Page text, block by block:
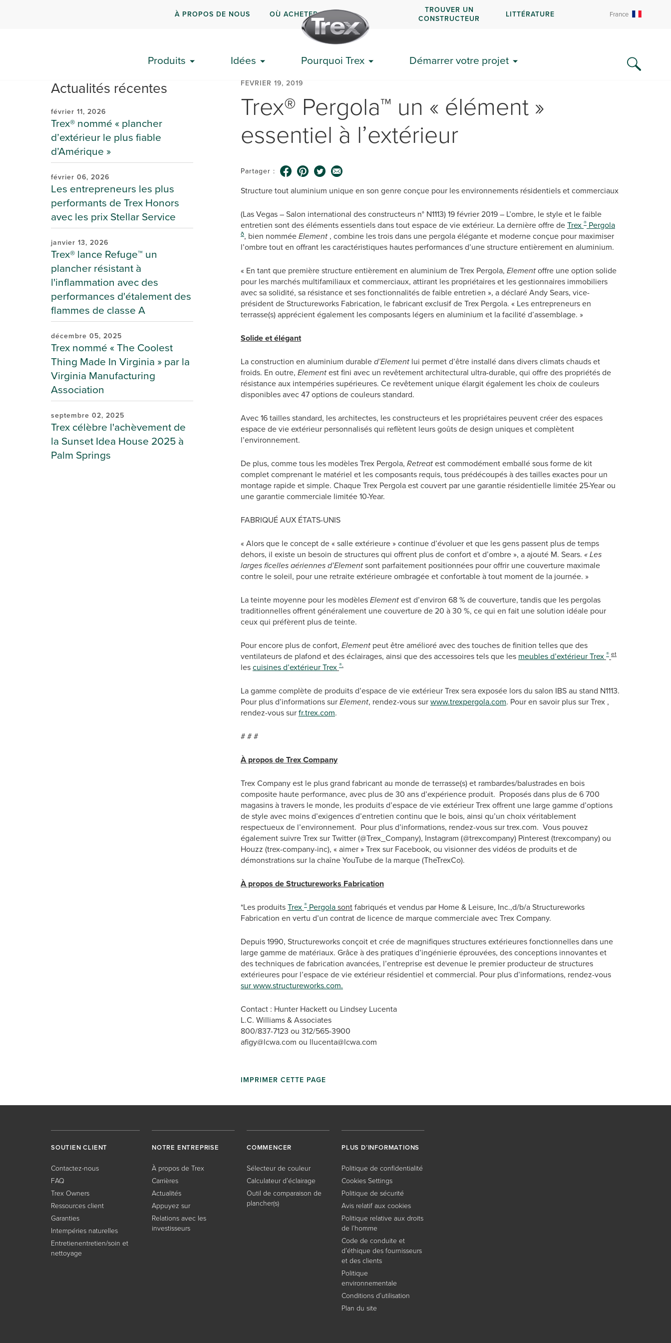
À PROPOS DE NOUS OÙ ACHETER
TROUVER UN
CONSTRUCTEUR
LITTÉRATURE France
Produits Idées Pourquoi Trex Démarrer votre projet
Actualités récentes
février 11, 2026
Trex® nommé « plancher
d’extérieur le plus fiable
d’Amérique »
février 06, 2026
Les entrepreneurs les plus
performants de Trex Honors
avec les prix Stellar Service
janvier 13, 2026
Trex® lance Refuge™ un
plancher résistant à
l'inflammation avec des
performances d'étalement des
flammes de classe A
décembre 05, 2025
Trex nommé « The Coolest
Thing Made In Virginia » par la
Virginia Manufacturing
Association
septembre 02, 2025
Trex célèbre l'achèvement de
la Sunset Idea House 2025 à
Palm Springs
FÉVRIER 19, 2019
Trex® Pergola™ un « élément »
essentiel à l’extérieur
Partager :
Structure tout aluminium unique en son genre conçue pour les environnements résidentiels et commerciaux
(Las Vegas – Salon international des constructeurs n° N1113) 19 février 2019 – L’ombre, le style et le faible
entretien sont des éléments essentiels dans tout espace de vie extérieur. La dernière offre deTrex ® Pergola
ð, bien nomméeElement , combine les trois dans une pergola élégante et moderne conçue pour maximiser
l’ombre tout en offrant les caractéristiques hautes performances d’une structure entièrement en aluminium.
« En tant que première structure entièrement en aluminium de Trex Pergola, Elementoffre une option solide
pour les marchés multifamiliaux et commerciaux, attirant les propriétaires et les gestionnaires immobiliers
avec sa solidité, sa résistance et ses fonctionnalités de faible entretien », a déclaré Andy Sears, vice-
président de Structureworks Fabrication, le fabricant exclusif de Trex Pergola. « Les entrepreneurs en
terrasse(s) apprécient également les composants légers en aluminium et la facilité d’assemblage. »
Solide et élégant
La construction en aluminium durabled’Element lui permet d’être installé dans divers climats chauds et
froids. En outre, Elementest fini avec un revêtement architectural ultra-durable, qui offre des propriétés de
résistance aux intempéries supérieures. Ce revêtement unique élargit également les choix de couleurs
disponibles avec 47 options de couleurs standard.
Avec 16 tailles standard, les architectes, les constructeurs et les propriétaires peuvent créer des espaces
espace de vie extérieur personnalisés qui reflètent leurs goûts de design uniques et complètent
l’environnement.
De plus, comme tous les modèles Trex Pergola, Retreatest commodément emballé sous forme de kit
complet comprenant le matériel et les composants requis, tous prédécoupés à des tailles exactes pour un
montage rapide et simple. Chaque Trex Pergola est couvert par une garantie résidentielle limitée 25-Year ou
une garantie commerciale limitée 10-Year.
FABRIQUÉ AUX ÉTATS-UNIS
« Alors que le concept de « salle extérieure » continue d’évoluer et que les gens passent plus de temps
dehors, il existe un besoin de structures qui offrent plus de confort et d’ombre », a ajouté M. Sears. « Les
larges ficelles aériennes d’Elementsont parfaitement positionnées pour offrir une couverture maximale
contre le soleil, pour une retraite extérieure ombragée et confortable à tout moment de la journée. »
La teinte moyenne pour les modèlesElementest d’environ 68 % de couverture, tandis que les pergolas
traditionnelles offrent généralement une couverture de 20 à 30 %, ce qui en fait une solution idéale pour
ceux qui préfèrent plus de teinte.
Pour encore plus de confort, Element peut être amélioré avec des touches de finition telles que des
ventilateurs de plafond et des éclairages, ainsi que des accessoires tels que les meubles d’extérieurTrex ® et
lescuisines d’extérieurTrex ®.
La gamme complète de produits d’espace de vie extérieur Trex sera exposée lors du salon IBS au stand N1113.
Pour plus d’informations surElement, rendez-vous surwww.trexpergola.com. Pour en savoir plus sur Trex ,
rendez-vous surfr.trex.com.
# # #
À propos de Trex Company
Trex Company est le plus grand fabricant au monde de terrasse(s) et rambardes/balustrades en bois
composite haute performance, avec plus de 30 ans d’expérience produit. Proposés dans plus de 6 700
magasins à travers le monde, les produits d’espace de vie extérieur Trex offrent une large gamme d’options
de style avec moins d’exigences d’entretien continu que le bois, ainsi qu’un choix véritablement
respectueux de l’environnement. Pour plus d’informations, rendez-vous sur trex.com. Vous pouvez
également suivre Trex sur Twitter (@Trex_Company), Instagram (@trexcompany) Pinterest (trexcompany) ou
Houzz (trex-company-inc), « aimer » Trex sur Facebook, ou visionner des vidéos de produits et de
démonstrations sur la chaîne YouTube de la marque (TheTrexCo).
À propos de Structureworks Fabrication
*Les produitsTrex ® Pergolasontfabriqués et vendus par Home & Leisure, Inc.,d/b/a Structureworks
Fabrication en vertu d’un contrat de licence de marque commerciale avec Trex Company.
Depuis 1990, Structureworks conçoit et crée de magnifiques structures extérieures fonctionnelles dans une
large gamme de matériaux. Grâce à des pratiques d’ingénierie éprouvées, des conceptions innovantes et
des techniques de fabrication avancées, l’entreprise est devenue le premier producteur de structures
extérieures pour l’espace de vie extérieur résidentiel et commercial. Pour plus d’informations, rendez-vous
sur www.structureworks.com.
Contact : Hunter Hackett ou Lindsey Lucenta
L.C. Williams & Associates
800/837-7123 ou 312/565-3900
afigy@lcwa.com ou llucenta@lcwa.com
IMPRIMER CETTE PAGE
SOUTIEN CLIENT
Contactez-nous
FAQ
Trex Owners
Ressources client
Garanties
Intempéries naturelles
Entretienentretien/soin et
nettoyage
NOTRE ENTREPRISE
À propos de Trex
Carrières
Actualités
Appuyez sur
Relations avec les
investisseurs
COMMENCER
Sélecteur de couleur
Calculateur d’éclairage
Outil de comparaison de
plancher(s)
PLUS D’INFORMATIONS
Politique de confidentialité
Cookies Settings
Politique de sécurité
Avis relatif aux cookies
Politique relative aux droits
de l’homme
Code de conduite et
d’éthique des fournisseurs
et des clients
Politique
environnementale
Conditions d’utilisation
Plan du site